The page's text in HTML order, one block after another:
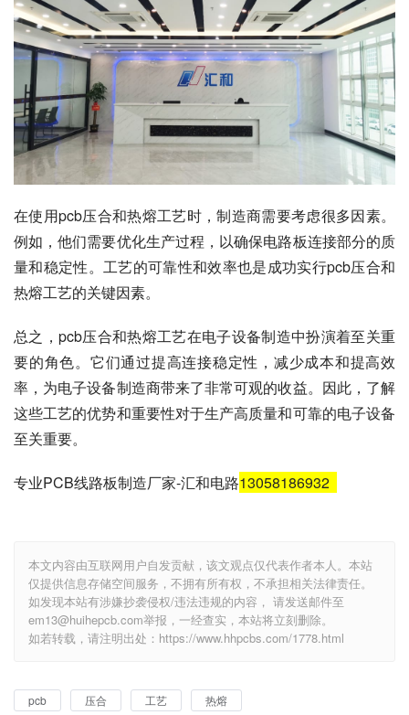
在使用pcb压合和热熔工艺时，制造商需要考虑很多因素。
例如，他们需要优化生产过程，以确保电路板连接部分的质
量和稳定性。工艺的可靠性和效率也是成功实行pcb压合和
热熔工艺的关键因素。
总之，pcb压合和热熔工艺在电子设备制造中扮演着至关重
要的角色。它们通过提高连接稳定性，减少成本和提高效
率，为电子设备制造商带来了非常可观的收益。因此，了解
这些工艺的优势和重要性对于生产高质量和可靠的电子设备
至关重要。
专业PCB线路板制造厂家-汇和电路13058186932
本文内容由互联网用户自发贡献，该文观点仅代表作者本人。本站
仅提供信息存储空间服务，不拥有所有权，不承担相关法律责任。
如发现本站有涉嫌抄袭侵权/违法违规的内容， 请发送邮件至
em13@huihepcb.com举报，一经查实，本站将立刻删除。
如若转载，请注明出处：https://www.hhpcbs.com/1778.html
pcb 压合 工艺 热熔